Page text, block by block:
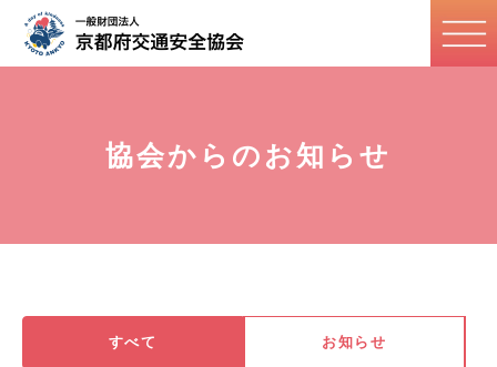
協会からのお知らせ
すべて お知らせ